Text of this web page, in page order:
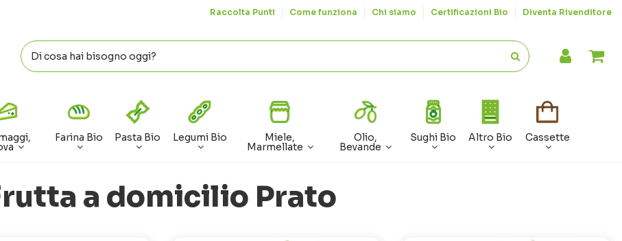
Raccolta Punti Come funziona Chi siamo Certificazioni Bio Diventa Rivenditore
Farina Bio Pasta Bio Legumi Bio Miele,
Marmellate
Olio,
Bevande
Sughi Bio Altro Bio Cassette
a domicilio Prato